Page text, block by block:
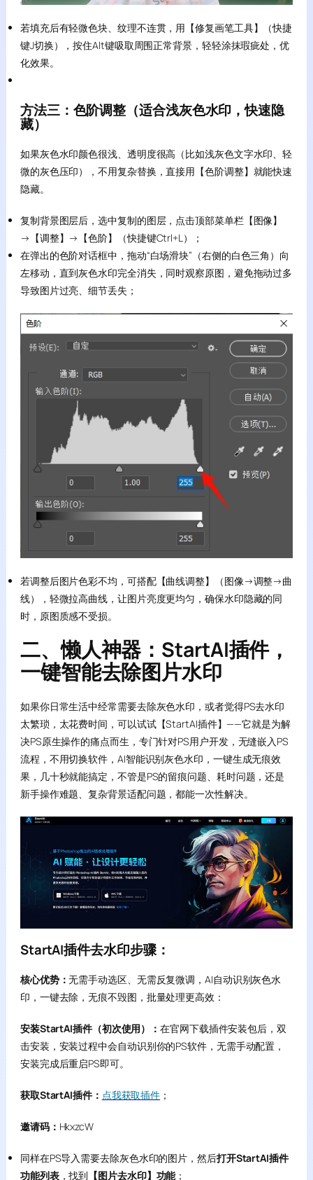
若填充后有轻微色块、纹理不连贯，用【修复画笔工具】（快捷
键J切换），按住Alt键吸取周围正常背景，轻轻涂抹瑕疵处，优
化效果。
方法三：色阶调整（适合浅灰色水印，快速隐
藏）
如果灰色水印颜色很浅、透明度很高（比如浅灰色文字水印、轻
微的灰色压印），不用复杂替换，直接用【色阶调整】就能快速
隐藏。
复制背景图层后，选中复制的图层，点击顶部菜单栏【图像】
→【调整】→【色阶】（快捷键Ctrl+L）；
在弹出的色阶对话框中，拖动“白场滑块”（右侧的白色三角）向
左移动，直到灰色水印完全消失，同时观察原图，避免拖动过多
导致图片过亮、细节丢失；
若调整后图片色彩不均，可搭配【曲线调整】（图像→调整→曲
线），轻微拉高曲线，让图片亮度更均匀，确保水印隐藏的同
时，原图质感不受损。
二、懒人神器：StartAI插件，
一键智能去除图片水印
如果你日常生活中经常需要去除灰色水印，或者觉得PS去水印
太繁琐，太花费时间，可以试试【StartAI插件】——它就是为解
决PS原生操作的痛点而生，专门针对PS用户开发，无缝嵌入PS
流程，不用切换软件，AI智能识别灰色水印，一键生成无痕效
果，几十秒就能搞定，不管是PS的留痕问题、耗时问题，还是
新手操作难题、复杂背景适配问题，都能一次性解决。
StartAI插件去水印步骤：
核心优势：无需手动选区、无需反复微调，AI自动识别灰色水
印，一键去除，无痕不毁图，批量处理更高效：
安装StartAI插件（初次使用）：在官网下载插件安装包后，双
击安装，安装过程中会自动识别你的PS软件，无需手动配置，
安装完成后重启PS即可。
获取StartAI插件： 点我获取插件 ；
邀请码： HkxzcW
同样在PS导入需要去除灰色水印的图片，然后打开StartAI插件
功能列表，找到 【图片去水印】功能；